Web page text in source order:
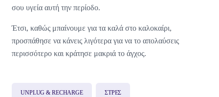
σου υγεία αυτή την περίοδο.
Έτσι, καθώς μπαίνουμε για τα καλά στο καλοκαίρι,
προσπάθησε να κάνεις λιγότερα για να το απολαύσεις
περισσότερο και κράτησε μακριά το άγχος.
UNPLUG & RECHARGE ΣΤΡΕΣ